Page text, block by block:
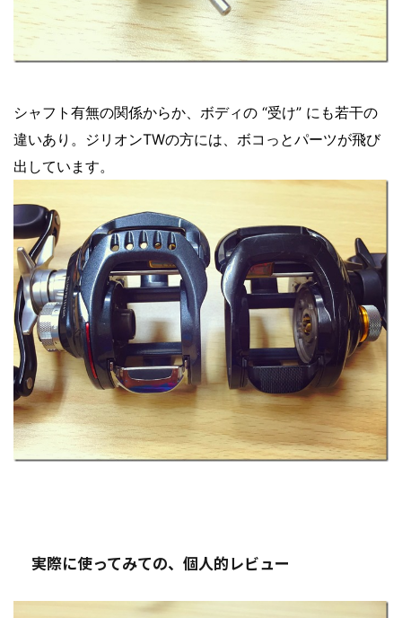
シャフト有無の関係からか、ボディの “受け” にも若干の
違いあり。ジリオンTWの方には、ボコっとパーツが飛び
出しています。
実際に使ってみての、個人的レビュー